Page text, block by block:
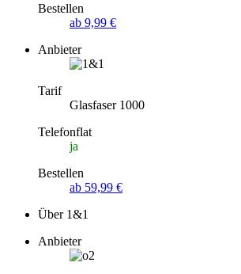
Bestellen
ab 9,99 €
Anbieter
Tarif
Glasfaser 1000
Telefonflat
ja
Bestellen
ab 59,99 €
Über 1&1
Anbieter